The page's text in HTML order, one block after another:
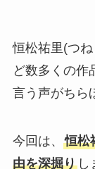
恒松祐里(つ
ど数多くの作
言う声がちら
今回は、 恒松
由を深掘りし